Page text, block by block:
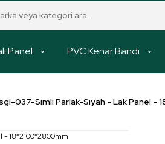
Panel PVC Kenar Bandı
037-Simli Parlak-Siyah - Lak Panel -